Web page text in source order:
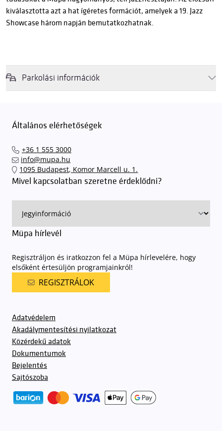
kiválasztotta azt a hat ígéretes formációt, amelyek a 19. Jazz
Showcase három napján bemutatkozhatnak.
Parkolási információk
érkezéskor megnövekedett várakozási idővel érdemes kalkulálni. Ezt
azt javasoljuk kedves közönségünknek, induljanak
találhassák meg a legideálisabb parkolóhelyet és
érkezhessenek meg előadásainkra
sorompókat rendszámfelismerő automatika nyitja.
ingyenes azon vendégeink számára, akik egy aznapi fizetős
rendjének részletes leírásaelérhető itt.
Általános elérhetőségek
+36 1 555 3000
info@mupa.hu
1095 Budapest, Komor Marcell u. 1.
Mivel kapcsolatban szeretne érdeklődni?
Müpa hírlevél
Regisztráljon és iratkozzon fel a Müpa hírlevelére, hogy
elsőként értesüljön programjainkról!
REGISZTRÁLOK
Adatvédelem
Akadálymentesítési nyilatkozat
Közérdekű adatok
Dokumentumok
Bejelentés
Sajtószoba